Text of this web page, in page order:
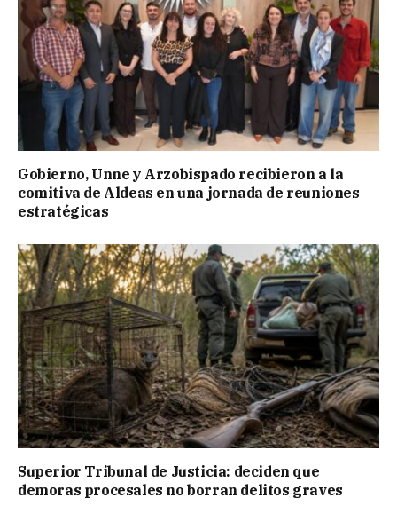
Gobierno, Unne y Arzobispado recibieron a la
comitiva de Aldeas en una jornada de reuniones
estratégicas
Superior Tribunal de Justicia: deciden que
demoras procesales no borran delitos graves